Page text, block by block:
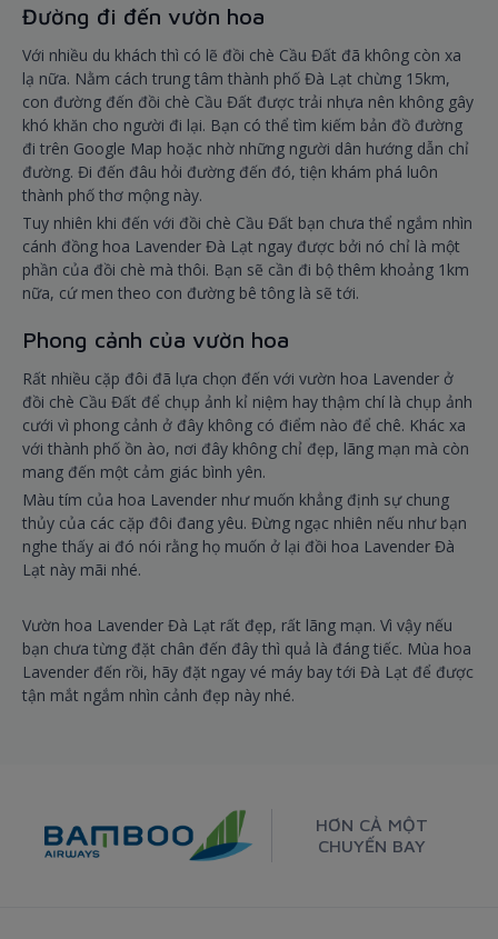
Đường đi đến vườn hoa
Với nhiều du khách thì có lẽ đồi chè Cầu Đất đã không còn xa
lạ nữa. Nằm cách trung tâm thành phố Đà Lạt chừng 15km,
con đường đến đồi chè Cầu Đất được trải nhựa nên không gây
khó khăn cho người đi lại. Bạn có thể tìm kiếm bản đồ đường
đi trên Google Map hoặc nhờ những người dân hướng dẫn chỉ
đường. Đi đến đâu hỏi đường đến đó, tiện khám phá luôn
thành phố thơ mộng này.
Tuy nhiên khi đến với đồi chè Cầu Đất bạn chưa thể ngắm nhìn
cánh đồng hoa Lavender Đà Lạt ngay được bởi nó chỉ là một
phần của đồi chè mà thôi. Bạn sẽ cần đi bộ thêm khoảng 1km
nữa, cứ men theo con đường bê tông là sẽ tới.
Phong cảnh của vườn hoa
Rất nhiều cặp đôi đã lựa chọn đến với vườn hoa Lavender ở
đồi chè Cầu Đất để chụp ảnh kỉ niệm hay thậm chí là chụp ảnh
cưới vì phong cảnh ở đây không có điểm nào để chê. Khác xa
với thành phố ồn ào, nơi đây không chỉ đẹp, lãng mạn mà còn
mang đến một cảm giác bình yên.
Màu tím của hoa Lavender như muốn khẳng định sự chung
thủy của các cặp đôi đang yêu. Đừng ngạc nhiên nếu như bạn
nghe thấy ai đó nói rằng họ muốn ở lại đồi hoa Lavender Đà
Lạt này mãi nhé.
Vườn hoa Lavender Đà Lạt rất đẹp, rất lãng mạn. Vì vậy nếu
bạn chưa từng đặt chân đến đây thì quả là đáng tiếc. Mùa hoa
Lavender đến rồi, hãy đặt ngay vé máy bay tới Đà Lạt để được
tận mắt ngắm nhìn cảnh đẹp này nhé.
HƠN CẢ MỘT
CHUYẾN BAY